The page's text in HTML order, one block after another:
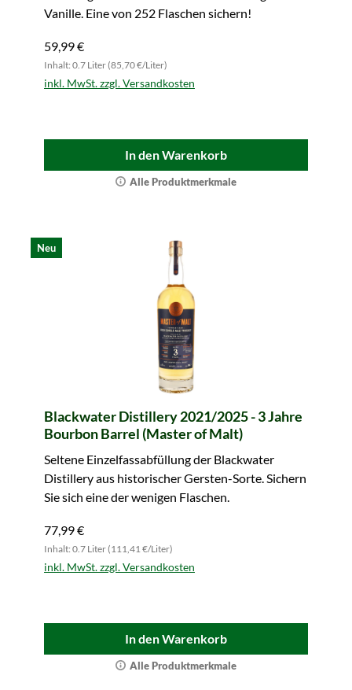
Vanille. Eine von 252 Flaschen sichern!
59,99 €
Inhalt: 0.7 Liter (85,70 €/Liter)
inkl. MwSt. zzgl. Versandkosten
In den Warenkorb
Alle Produktmerkmale
Neu
Blackwater Distillery 2021/2025 - 3 Jahre
Bourbon Barrel (Master of Malt)
Seltene Einzelfassabfüllung der Blackwater
Distillery aus historischer Gersten-Sorte. Sichern
Sie sich eine der wenigen Flaschen.
77,99 €
Inhalt: 0.7 Liter (111,41 €/Liter)
inkl. MwSt. zzgl. Versandkosten
In den Warenkorb
Alle Produktmerkmale